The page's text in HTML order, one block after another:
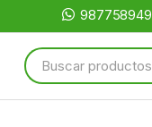
987758949
Search
for: